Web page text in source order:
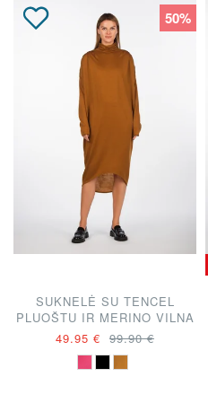
50%
SUKNELĖ SU TENCEL
PLUOŠTU IR MERINO VILNA
49.95 € 99.90 €